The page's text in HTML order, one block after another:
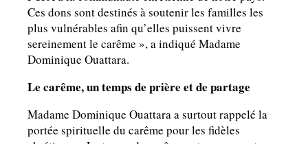
Ces dons sont destinés à soutenir les familles les
plus vulnérables afin qu’elles puissent vivre
sereinement le carême », a indiqué Madame
Dominique Ouattara.
Le carême, un temps de prière et de partage
Madame Dominique Ouattara a surtout rappelé la
portée spirituelle du carême pour les fidèles